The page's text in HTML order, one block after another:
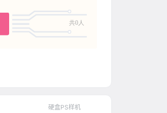
共0人
硬盒PS样机